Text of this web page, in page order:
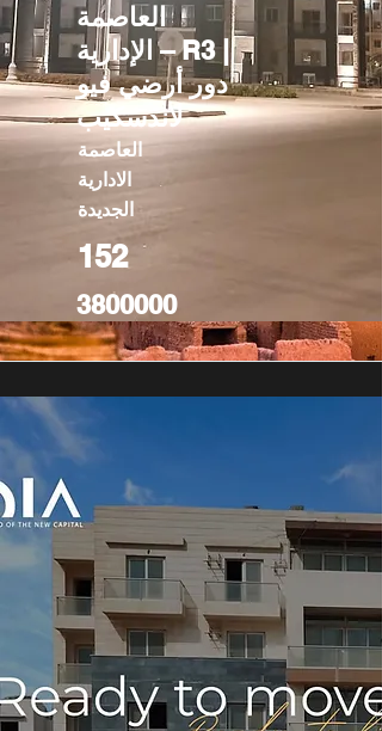
العاصمة
الإدارية – R3 |
دور أرضي فيو
لاندسكيب
العاصمة
الادارية
الجديدة
152
3800000